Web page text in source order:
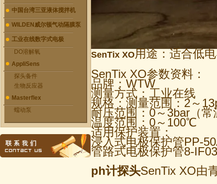
中国台湾三亚液体搅拌机
WILDEN威尔顿气动隔膜泵
工业在线数字式电极
DO溶解氧
AppliSens
探头备件
生物反应器
Masterflex
蠕动泵
SenTix XO用途：适合低
SenTix XO参数资料：
品牌：WTW
测量方式：工业在线
规格：测量范围：2～
耐压范围：0～3bar（常
温度范围：0～100℃
适用保护装置：
浸入式电极保护管PP-
管路式电极保护管8-
ph计探头SenTix XO由